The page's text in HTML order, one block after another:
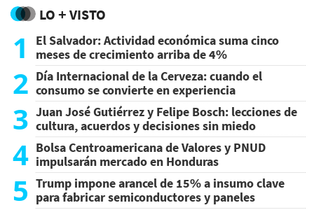
LO + VISTO
1
El Salvador: Actividad económica suma cinco
meses de crecimiento arriba de 4%
2 Día Internacional de la Cerveza: cuando el
consumo se convierte en experiencia
3 Juan José Gutiérrez y Felipe Bosch: lecciones de
cultura, acuerdos y decisiones sin miedo
4 Bolsa Centroamericana de Valores y PNUD
impulsarán mercado en Honduras
5 Trump impone arancel de 15% a insumo clave
para fabricar semiconductores y paneles